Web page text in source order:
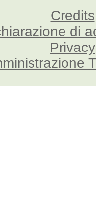
Credits
di
Privacy